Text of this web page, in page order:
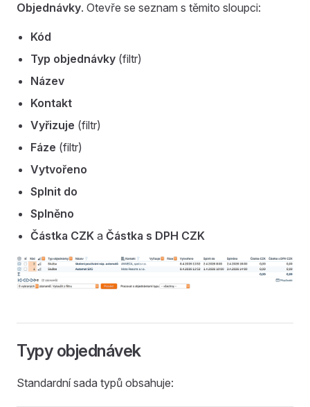
Objednávky. Otevře se seznam s těmito sloupci:
Kód
Typ objednávky (filtr)
Název
Kontakt
Vyřizuje (filtr)
Fáze (filtr)
Vytvořeno
Splnit do
Splněno
Částka CZK a Částka s DPH CZK
Typy objednávek
Standardní sada typů obsahuje: